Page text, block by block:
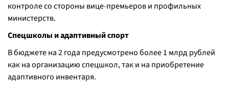
контроле со стороны вице-премьеров и профильных
министерств.
Спецшколы и адаптивный спорт
В бюджете на 2 года предусмотрено более 1 млрд рублей
как на организацию спецшкол, так и на приобретение
адаптивного инвентаря.